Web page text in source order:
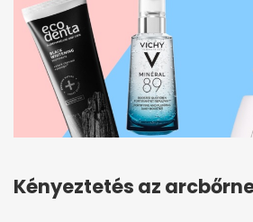
Kényeztetés az